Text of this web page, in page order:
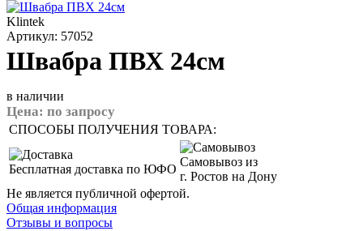
Klintek
Артикул: 57052
Швабра ПВХ 24см
в наличии
Цена: по запросу
СПОСОБЫ ПОЛУЧЕНИЯ ТОВАРА:
Бесплатная доставка по ЮФО
Самовывоз из
г. Ростов на Дону
Не является публичной офертой.
Общая информация
Отзывы и вопросы